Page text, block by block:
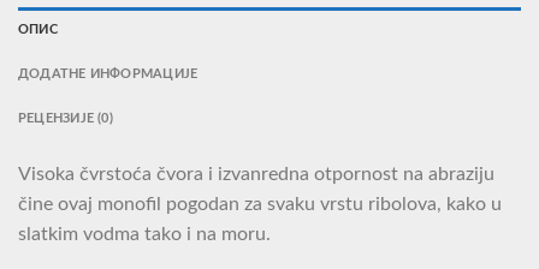
ОПИС
ДОДАТНЕ ИНФОРМАЦИЈЕ
РЕЦЕНЗИЈЕ (0)
Visoka čvrstoća čvora i izvanredna otpornost na abraziju
čine ovaj monofil pogodan za svaku vrstu ribolova, kako u
slatkim vodma tako i na moru.